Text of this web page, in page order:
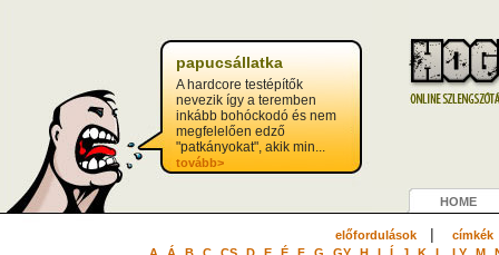
papucsállatka
A hardcore testépítők
nevezik így a teremben
inkább bohóckodó és nem
megfelelően edző
"patkányokat", akik min...
tovább>
HOME
előfordulások| címkék